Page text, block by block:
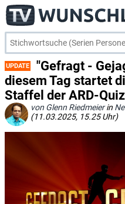
UPDATE
"Gefragt -
diesem Tag startet
Staffel der ARD-
von Glenn Riedmeierin
(11.03.2025, 15.25 Uhr)